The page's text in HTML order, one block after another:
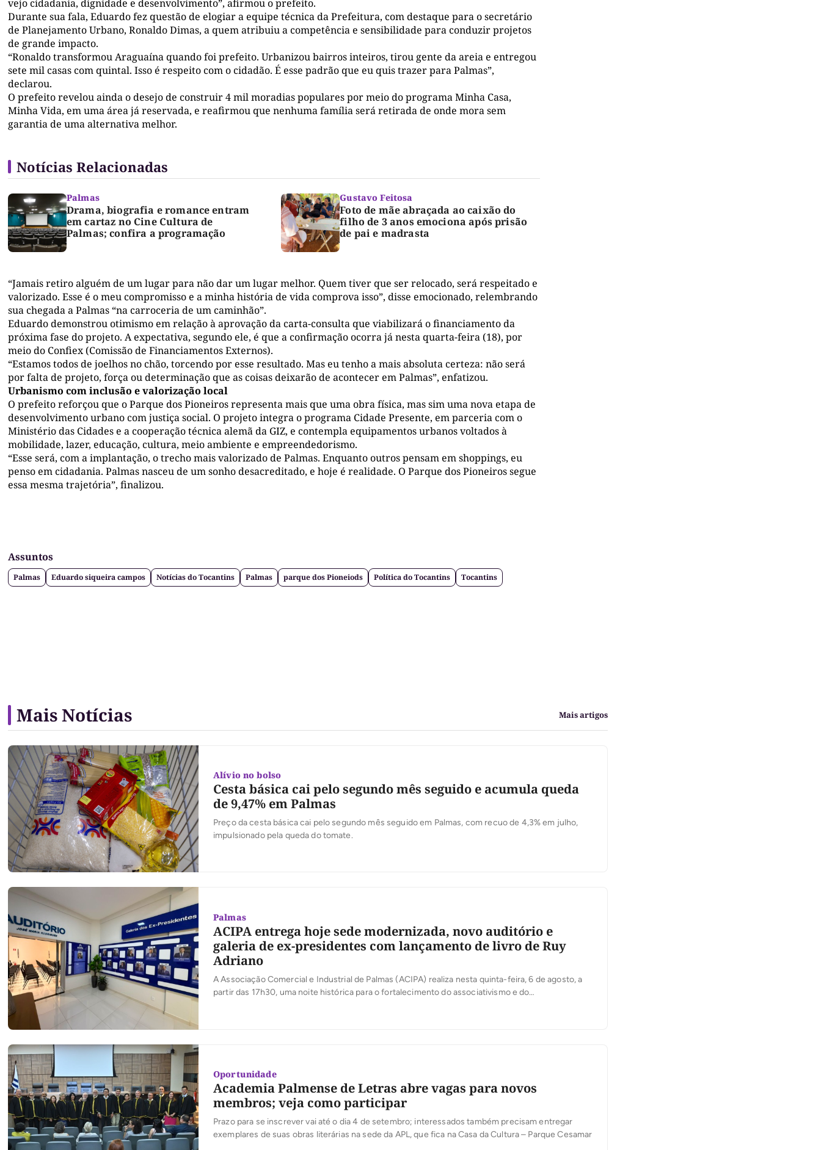
vejo cidadania, dignidade e desenvolvimento”, afirmou o prefeito.
Durante sua fala, Eduardo fez questão de elogiar a equipe técnica da Prefeitura, com destaque para o secretário
de Planejamento Urbano, Ronaldo Dimas, a quem atribuiu a competência e sensibilidade para conduzir projetos
de grande impacto.
“Ronaldo transformou Araguaína quando foi prefeito. Urbanizou bairros inteiros, tirou gente da areia e entregou
sete mil casas com quintal. Isso é respeito com o cidadão. É esse padrão que eu quis trazer para Palmas”,
declarou.
O prefeito revelou ainda o desejo de construir 4 mil moradias populares por meio do programa Minha Casa,
Minha Vida, em uma área já reservada, e reafirmou que nenhuma família será retirada de onde mora sem
garantia de uma alternativa melhor.
Notícias Relacionadas
Palmas
Drama, biografia e romance entram
em cartaz no Cine Cultura de
Palmas; confira a programação
Gustavo Feitosa
Foto de mãe abraçada ao caixão do
filho de 3 anos emociona após prisão
de pai e madrasta
“Jamais retiro alguém de um lugar para não dar um lugar melhor. Quem tiver que ser relocado, será respeitado e
valorizado. Esse é o meu compromisso e a minha história de vida comprova isso”, disse emocionado, relembrando
sua chegada a Palmas “na carroceria de um caminhão”.
Eduardo demonstrou otimismo em relação à aprovação da carta-consulta que viabilizará o financiamento da
próxima fase do projeto. A expectativa, segundo ele, é que a confirmação ocorra já nesta quarta-feira (18), por
meio do Confiex (Comissão de Financiamentos Externos).
“Estamos todos de joelhos no chão, torcendo por esse resultado. Mas eu tenho a mais absoluta certeza: não será
por falta de projeto, força ou determinação que as coisas deixarão de acontecer em Palmas”, enfatizou.
Urbanismo com inclusão e valorização local
O prefeito reforçou que o Parque dos Pioneiros representa mais que uma obra física, mas sim uma nova etapa de
desenvolvimento urbano com justiça social. O projeto integra o programa Cidade Presente, em parceria com o
Ministério das Cidades e a cooperação técnica alemã da GIZ, e contempla equipamentos urbanos voltados à
mobilidade, lazer, educação, cultura, meio ambiente e empreendedorismo.
“Esse será, com a implantação, o trecho mais valorizado de Palmas. Enquanto outros pensam em shoppings, eu
penso em cidadania. Palmas nasceu de um sonho desacreditado, e hoje é realidade. O Parque dos Pioneiros segue
essa mesma trajetória”, finalizou.
Assuntos
Palmas Eduardo siqueira campos Notícias do Tocantins Palmas parque dos Pioneiods Política do Tocantins Tocantins
Mais Notícias Mais artigos
Alívio no bolso
Cesta básica cai pelo segundo mês seguido e acumula queda
de 9,47% em Palmas
Preço da cesta básica cai pelo segundo mês seguido em Palmas, com recuo de 4,3% em julho,
impulsionado pela queda do tomate.
Palmas
ACIPA entrega hoje sede modernizada, novo auditório e
galeria de ex-presidentes com lançamento de livro de Ruy
Adriano
A Associação Comercial e Industrial de Palmas (ACIPA) realiza nesta quinta-feira, 6 de agosto, a
partir das 17h30, uma noite histórica para o fortalecimento do associativismo e do
Oportunidade
Academia Palmense de Letras abre vagas para novos
membros; veja como participar
Prazo para se inscrever vai até o dia 4 de setembro; interessados também precisam entregar
exemplares de suas obras literárias na sede da APL, que fica na Casa da Cultura – Parque Cesamar